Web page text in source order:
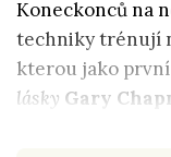
Koneckonců na
techniky trénují
kterou jako první
lásky Gary